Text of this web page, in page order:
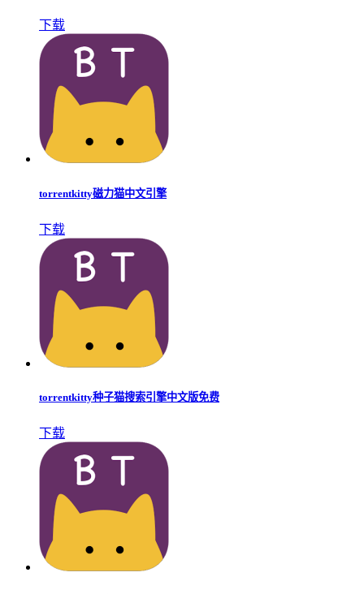
下载
torrentkitty磁力猫中文引擎
下载
torrentkitty种子猫搜索引擎中文版免费
下载